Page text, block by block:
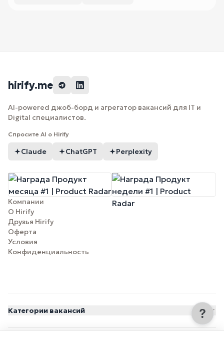
hirify.me
AI-powered джоб-борд и агрегатор вакансий для IT и
Digital специалистов.
Спросите AI о Hirify
Claude ChatGPT Perplexity
Компании
О Hirify
Друзья Hirify
Оферта
Условия
Конфиденциальность
Категории вакансий